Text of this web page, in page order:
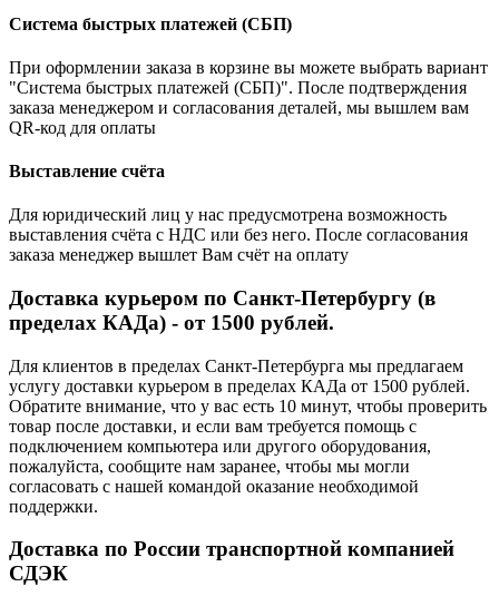
Система быстрых платежей (СБП)
При оформлении заказа в корзине вы можете выбрать вариант
"Система быстрых платежей (СБП)". После подтверждения
заказа менеджером и согласования деталей, мы вышлем вам
QR-код для оплаты
Выставление счёта
Для юридический лиц у нас предусмотрена возможность
выставления счёта с НДС или без него. После согласования
заказа менеджер вышлет Вам счёт на оплату
Доставка курьером по Санкт-Петербургу (в
пределах КАДа) - от 1500 рублей.
Для клиентов в пределах Санкт-Петербурга мы предлагаем
услугу доставки курьером в пределах КАДа от 1500 рублей.
Обратите внимание, что у вас есть 10 минут, чтобы проверить
товар после доставки, и если вам требуется помощь с
подключением компьютера или другого оборудования,
пожалуйста, сообщите нам заранее, чтобы мы могли
согласовать с нашей командой оказание необходимой
поддержки.
Доставка по России транспортной компанией
СДЭК